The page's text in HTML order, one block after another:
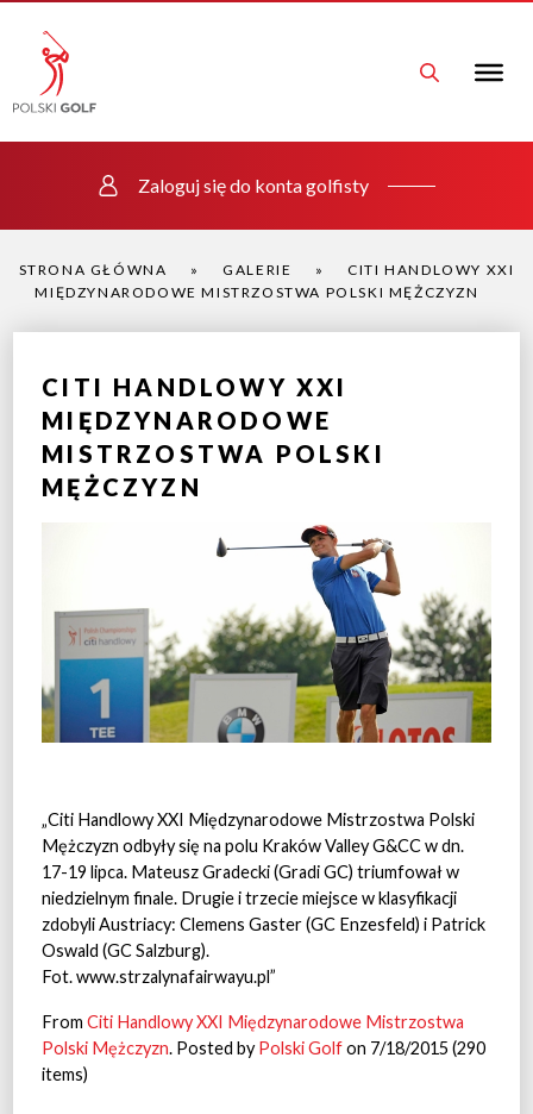
Zaloguj się do konta golfisty
STRONA GŁÓWNA » GALERIE »
CITI HANDLOWY XXI
MIĘDZYNARODOWE MISTRZOSTWA POLSKI MĘŻCZYZN
CITI HANDLOWY XXI
MIĘDZYNARODOWE
MISTRZOSTWA POLSKI
MĘŻCZYZN
„Citi Handlowy XXI Międzynarodowe Mistrzostwa Polski
Mężczyzn odbyły się na polu Kraków Valley G&CC w dn.
17-19 lipca. Mateusz Gradecki (Gradi GC) triumfował w
niedzielnym finale. Drugie i trzecie miejsce w klasyfikacji
zdobyli Austriacy: Clemens Gaster (GC Enzesfeld) i Patrick
Oswald (GC Salzburg).
Fot. www.strzalynafairwayu.pl”
FromCiti Handlowy XXI Międzynarodowe Mistrzostwa
Polski Mężczyzn. Posted byPolski Golfon 7/18/2015 (290
items)